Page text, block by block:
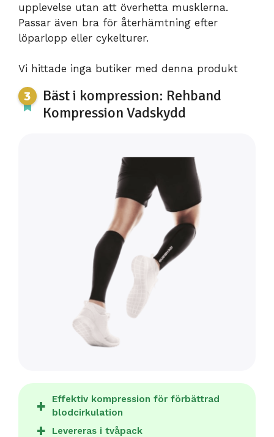
upplevelse utan att överhetta musklerna.
Passar även bra för återhämtning efter
löparlopp eller cykelturer.
Vi hittade inga butiker med denna produkt
Bäst i kompression: Rehband
Kompression Vadskydd
Effektiv kompression för förbättrad
blodcirkulation
Levereras i tvåpack